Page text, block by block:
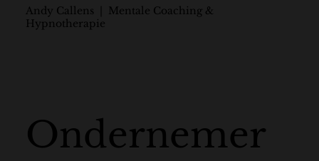
Andy Callens | Mentale Coaching &
Hypnotherapie
Ondernemer